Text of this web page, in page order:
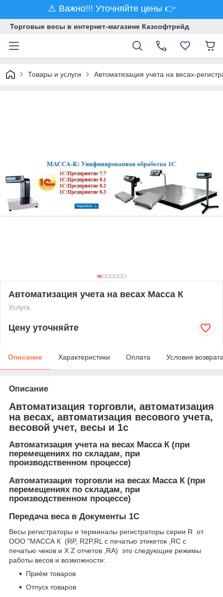
⚠️ Важно!!! Уточняйте цены 👉
Торговые весы в интернет-магазине Казсофтрейд
Товары и услуги Автоматизация учета на весах-
Автоматизация учета на весах Масса К
Услуга
Цену уточняйте
Описание Характеристики Оплата Условия
Описание
Автоматизация торговли, автоматизация
на весах, автоматизация весового учета,
весовой учет, весы и 1с
Автоматизация учета на весах Масса К (при
перемещениях по складам, при
производственном процессе)
Автоматизация торговли на весах Масса К (при
перемещениях по складам, при
производственном процессе)
Передача веса в Документы 1С
Весы регистраторы и терминалы регистраторы серии R от
ООО "МАССА К (RP, R2P,RL с печатью этикеток ,RC с
печатью чеков и X Z отчетов ,RA) это следующие режимы
работы весов и возможности:
Приѐм товаров
Отпуск товаров